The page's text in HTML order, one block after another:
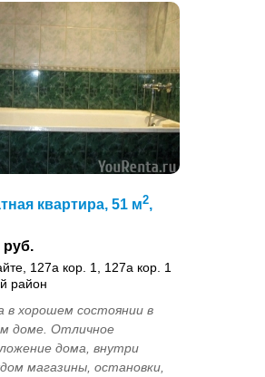
квартира, 51 м2,
руб.
127а кор. 1, 127а кор. 1
район
в хорошем состоянии в
доме. Отличное
дома, внутри
магазины, остановки,